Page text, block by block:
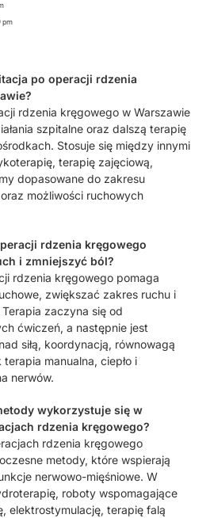
pm
po operacji rdzenia
rdzenia kręgowego w Warszawie
szpitalne oraz dalszą terapię
Stosuje się między innymi
terapię zajęciową,
dopasowane do zakresu
możliwości ruchowych
rdzenia kręgowego
i zmniejszyć ból?
rdzenia kręgowego pomaga
zwiększać zakres ruchu i
zaczyna się od
ćwiczeń, a następnie jest
siłą, koordynacją, równowagą
manualna, ciepło i
nerwów.
wykorzystuje się w
rdzenia kręgowego?
rdzenia kręgowego
metody, które wspierają
nerwowo-mięśniowe. W
roboty wspomagające
elektrostymulację, terapię falą